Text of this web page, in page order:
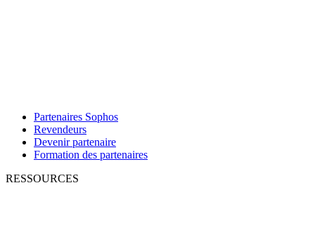
Partenaires Sophos
Revendeurs
Devenir partenaire
Formation des partenaires
RESSOURCES